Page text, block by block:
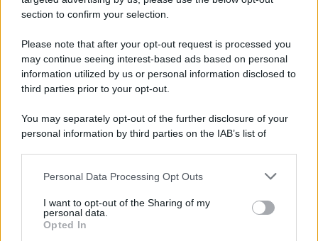
section to confirm your selection.
Please note that after your opt-out request is processed you
may continue seeing interest-based ads based on personal
information utilized by us or personal information disclosed to
third parties prior to your opt-out.
You may separately opt-out of the further disclosure of your
personal information by third parties on the IAB’s list of
This information may also be disclosed by us to third parties
disclose it to other third parties.
Please note that this website/app uses one or more Google
Personal Data Processing Opt Outs
I want to opt-out of the Sharing of my
personal data.
Opted In
ITALIA
Le vacanze non sono più quelle di una volta:
il report che svela cosa sta cambiando
Lo sapevi che...
Sagre ed eventi del weekend 7-8-9
La notte di San Lorenzo quest’anno